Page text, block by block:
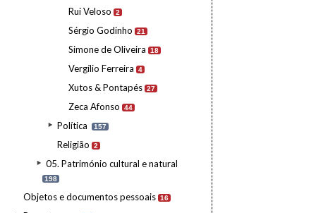
Rui Veloso 2
Sérgio Godinho 21
Simone de Oliveira 18
Vergílio Ferreira 4
Xutos & Pontapés 27
Zeca Afonso 44
Política 157
Religião 2
05. Património cultural e natural
198
Objetos e documentos pessoais 16